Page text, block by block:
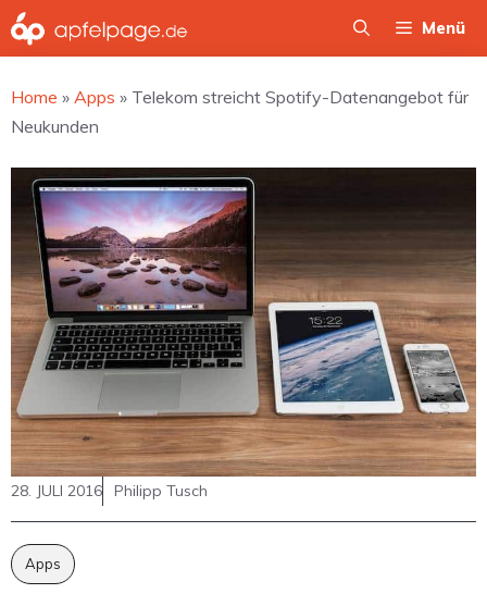
Zum
Inhalt
Menü
Home » Apps » Telekom streicht Spotify-Datenangebot für
Neukunden
28. JULI 2016 Philipp Tusch
Apps